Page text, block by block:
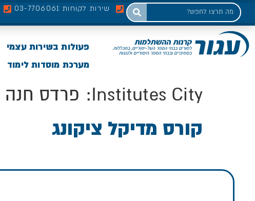
שירות לקוחות 03-7706061
פעולות בשירות עצמי
מערכת מוסדות לימוד
Institutes City: פרדס חנה
קורס מדיקל ציקונג